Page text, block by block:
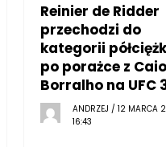
Reinier de Ridder
przechodzi do
kategorii
po porażce z Caio
Borralho na UFC
ANDRZEJ / 12 MARCA
16:43